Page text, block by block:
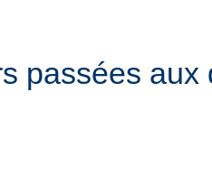
passées